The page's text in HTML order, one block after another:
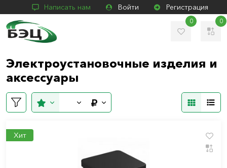
Написать нам Войти Регистрация
0 0
Электроустановочные изделия и
аксессуары
Хит